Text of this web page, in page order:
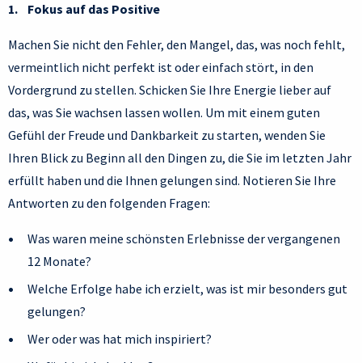
1. Fokus auf das Positive
Machen Sie nicht den Fehler, den Mangel, das, was noch fehlt,
vermeintlich nicht perfekt ist oder einfach stört, in den
Vordergrund zu stellen. Schicken Sie Ihre Energie lieber auf
das, was Sie wachsen lassen wollen. Um mit einem guten
Gefühl der Freude und Dankbarkeit zu starten, wenden Sie
Ihren Blick zu Beginn all den Dingen zu, die Sie im letzten Jahr
erfüllt haben und die Ihnen gelungen sind. Notieren Sie Ihre
Antworten zu den folgenden Fragen:
Was waren meine schönsten Erlebnisse der vergangenen
12 Monate?
Welche Erfolge habe ich erzielt, was ist mir besonders gut
gelungen?
Wer oder was hat mich inspiriert?